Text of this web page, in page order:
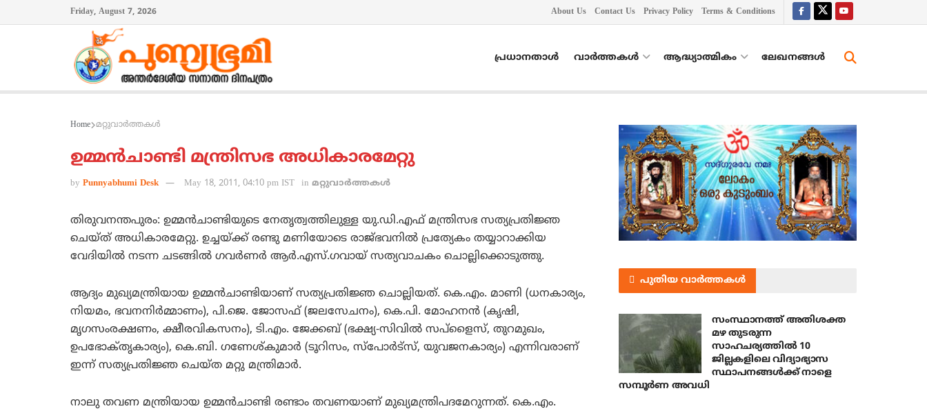
Friday, August 7, 2026 About Us Contact Us Privacy Policy Terms & Conditions
പ്രധാനതാൾ വാർത്തകൾ ആദ്ധ്യാത്മികം ലേഖനങ്ങള്‍
Home മറ്റുവാര്‍ത്തകള്‍
ഉമ്മന്‍ചാണ്ടി മന്ത്രിസഭ അധികാരമേറ്റു
by Punnyabhumi Desk May 18, 2011, 04:10 pm IST in മറ്റുവാര്‍ത്തകള്‍
തിരുവനന്തപുരം: ഉമ്മന്‍ചാണ്ടിയുടെ നേതൃത്വത്തിലുള്ള യു.ഡി.എഫ് മന്ത്രിസഭ സത്യപ്രതിജ്ഞ
ചെയ്ത് അധികാരമേറ്റു. ഉച്ചയ്ക്ക്‌ രണ്ടു മണിയോടെ രാജ്ഭവനില്‍ പ്രത്യേകം തയ്യാറാക്കിയ
വേദിയില്‍ നടന്ന ചടങ്ങില്‍ ഗവര്‍ണര്‍ ആര്‍.എസ്‌.ഗവായ്‌ സത്യവാചകം ചൊല്ലിക്കൊടുത്തു.
ആദ്യം മുഖ്യമന്ത്രിയായ ഉമ്മന്‍ചാണ്ടിയാണ് സത്യപ്രതിജ്ഞ ചൊല്ലിയത്. കെ.എം. മാണി (ധനകാര്യം,
നിയമം, ഭവനനിര്‍മ്മാണം), പി.ജെ. ജോസഫ്‌ (ജലസേചനം), കെ.പി. മോഹനന്‍ (കൃഷി,
മൃഗസംരക്ഷണം, ക്ഷീരവികസനം), ടി.എം. ജേക്കബ്‌ (ഭക്ഷ്യ-സിവില്‍ സപ്‌ളൈസ്‌, തുറമുഖം,
ഉപഭോക്‌തൃകാര്യം), കെ.ബി. ഗണേശ്കുമാര്‍ (ടൂറിസം, സ്‌പോര്‍ട്‌സ്‌, യുവജനകാര്യം) എന്നിവരാണ്‌
ഇന്ന്‌ സത്യപ്രതിജ്ഞ ചെയ്‌ത മറ്റു മന്ത്രിമാര്‍.
നാലു തവണ മന്ത്രിയായ ഉമ്മന്‍ചാണ്ടി രണ്ടാം തവണയാണ് മുഖ്യമന്ത്രിപദമേറുന്നത്. കെ.എം.
പുതിയ വാർത്തകൾ
സംസ്ഥാനത്ത് അതിശക്ത
മഴ തുടരുന്ന
സാഹചര്യത്തിൽ 10
ജില്ലകളിലെ വിദ്യാഭ്യാസ
സ്ഥാപനങ്ങൾക്ക് നാളെ
സമ്പൂർണ അവധി